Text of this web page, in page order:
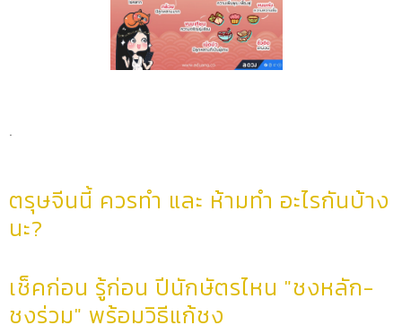
.
ตรุษจีนนี้ ควรทำ และ ห้ามทำ อะไรกันบ้าง
นะ?
เช็คก่อน รู้ก่อน ปีนักษัตรไหน "ชงหลัก-
ชงร่วม" พร้อมวิธีแก้ชง